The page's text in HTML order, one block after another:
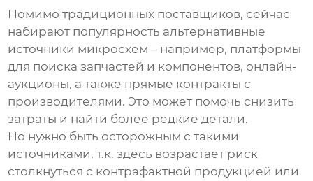
Помимо традиционных поставщиков, сейчас
набирают популярность альтернативные
источники микросхем – например, платформы
для поиска запчастей и компонентов, онлайн-
аукционы, а также прямые контракты с
производителями. Это может помочь снизить
затраты и найти более редкие детали.
Но нужно быть осторожным с такими
источниками, т.к. здесь возрастает риск
столкнуться с контрафактной продукцией или